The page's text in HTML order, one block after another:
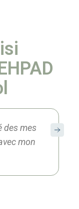
des mes
mon